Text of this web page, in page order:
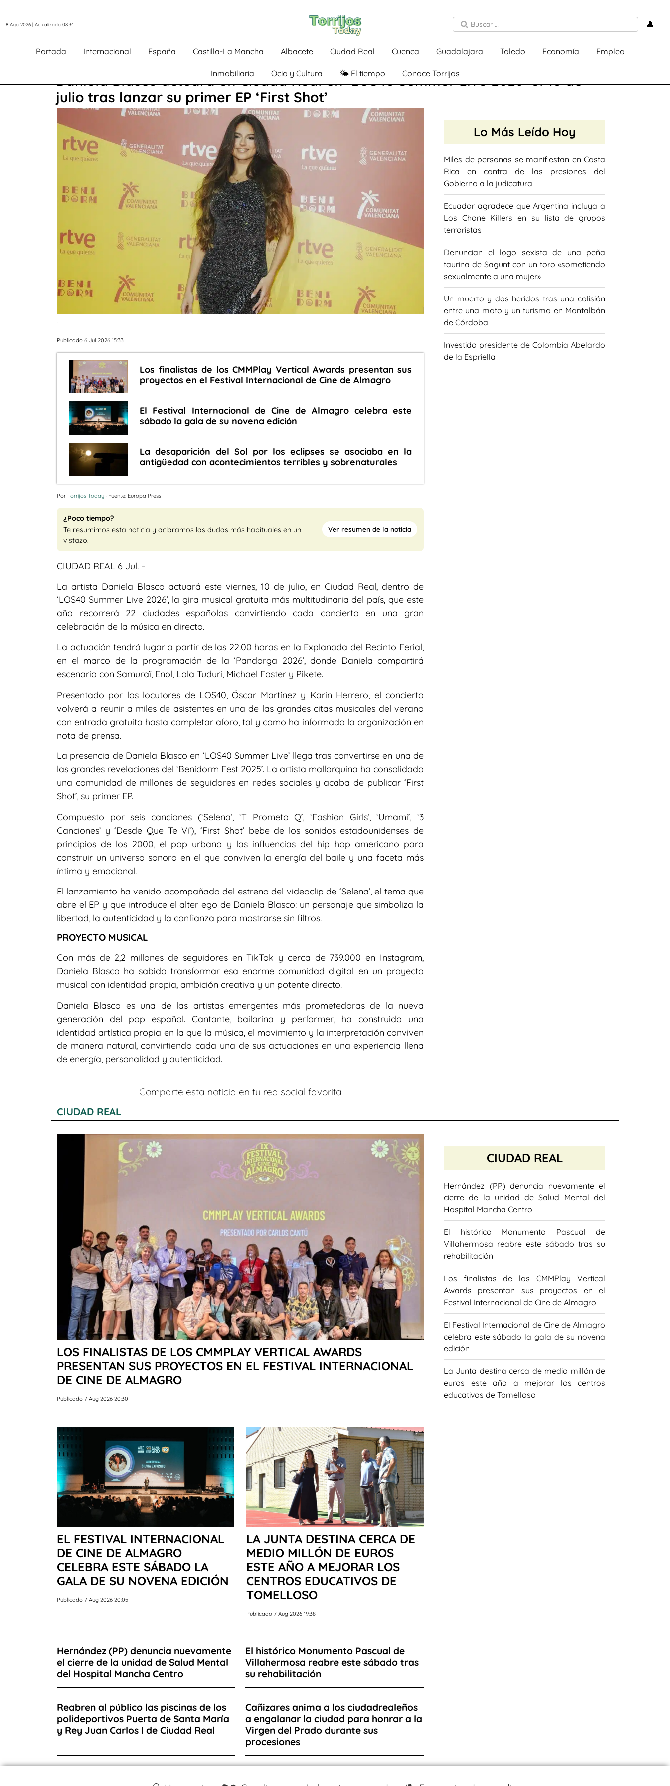
8 Ago 2026 | Actualizado 08:34 👤
Portada Internacional España Castilla-La Mancha Albacete Ciudad Real Cuenca Guadalajara Toledo Economía Empleo
Inmobiliaria Ocio y Cultura 🌤️ El tiempo Conoce Torrijos
Daniela Blasco actuará en Ciudad Real en ‘LOS40 Summer Live 2026’ el 10 de
julio tras lanzar su primer EP ‘First Shot’
.
Publicado 6 Jul 2026 15:33
Los finalistas de los CMMPlay Vertical Awards presentan sus
proyectos en el Festival Internacional de Cine de Almagro
El Festival Internacional de Cine de Almagro celebra este
sábado la gala de su novena edición
La desaparición del Sol por los eclipses se asociaba en la
antigüedad con acontecimientos terribles y sobrenaturales
Por Torrijos Today · Fuente: Europa Press
¿Poco tiempo?
Te resumimos esta noticia y aclaramos las dudas más habituales en un
vistazo.
Ver resumen de la noticia
CIUDAD REAL 6 Jul. –
La artista Daniela Blasco actuará este viernes, 10 de julio, en Ciudad Real, dentro de
‘LOS40 Summer Live 2026’, la gira musical gratuita más multitudinaria del país, que este
año recorrerá 22 ciudades españolas convirtiendo cada concierto en una gran
celebración de la música en directo.
La actuación tendrá lugar a partir de las 22.00 horas en la Explanada del Recinto Ferial,
en el marco de la programación de la ‘Pandorga 2026’, donde Daniela compartirá
escenario con Samuraï, Enol, Lola Tuduri, Michael Foster y Pikete.
Presentado por los locutores de LOS40, Óscar Martínez y Karin Herrero, el concierto
volverá a reunir a miles de asistentes en una de las grandes citas musicales del verano
con entrada gratuita hasta completar aforo, tal y como ha informado la organización en
nota de prensa.
La presencia de Daniela Blasco en ‘LOS40 Summer Live’ llega tras convertirse en una de
las grandes revelaciones del ‘Benidorm Fest 2025’. La artista mallorquina ha consolidado
una comunidad de millones de seguidores en redes sociales y acaba de publicar ‘First
Shot’, su primer EP.
Compuesto por seis canciones (‘Selena’, ‘T Prometo Q’, ‘Fashion Girls’, ‘Umami’, ‘3
Canciones’ y ‘Desde Que Te Vi’), ‘First Shot’ bebe de los sonidos estadounidenses de
principios de los 2000, el pop urbano y las influencias del hip hop americano para
construir un universo sonoro en el que conviven la energía del baile y una faceta más
íntima y emocional.
El lanzamiento ha venido acompañado del estreno del videoclip de ‘Selena’, el tema que
abre el EP y que introduce el alter ego de Daniela Blasco: un personaje que simboliza la
libertad, la autenticidad y la confianza para mostrarse sin filtros.
PROYECTO MUSICAL
Con más de 2,2 millones de seguidores en TikTok y cerca de 739.000 en Instagram,
Daniela Blasco ha sabido transformar esa enorme comunidad digital en un proyecto
musical con identidad propia, ambición creativa y un potente directo.
Daniela Blasco es una de las artistas emergentes más prometedoras de la nueva
generación del pop español. Cantante, bailarina y performer, ha construido una
identidad artística propia en la que la música, el movimiento y la interpretación conviven
de manera natural, convirtiendo cada una de sus actuaciones en una experiencia llena
de energía, personalidad y autenticidad.
Comparte esta noticia en tu red social favorita
Lo Más Leído Hoy
Miles de personas se manifiestan en Costa
Rica en contra de las presiones del
Gobierno a la judicatura
Ecuador agradece que Argentina incluya a
Los Chone Killers en su lista de grupos
terroristas
Denuncian el logo sexista de una peña
taurina de Sagunt con un toro «sometiendo
sexualmente a una mujer»
Un muerto y dos heridos tras una colisión
entre una moto y un turismo en Montalbán
de Córdoba
Investido presidente de Colombia Abelardo
de la Espriella
CIUDAD REAL
LOS FINALISTAS DE LOS CMMPLAY VERTICAL AWARDS
PRESENTAN SUS PROYECTOS EN EL FESTIVAL INTERNACIONAL
DE CINE DE ALMAGRO
Publicado 7 Aug 2026 20:30
EL FESTIVAL INTERNACIONAL
DE CINE DE ALMAGRO
CELEBRA ESTE SÁBADO LA
GALA DE SU NOVENA EDICIÓN
Publicado 7 Aug 2026 20:05
LA JUNTA DESTINA CERCA DE
MEDIO MILLÓN DE EUROS
ESTE AÑO A MEJORAR LOS
CENTROS EDUCATIVOS DE
TOMELLOSO
Publicado 7 Aug 2026 19:38
Hernández (PP) denuncia nuevamente
el cierre de la unidad de Salud Mental
del Hospital Mancha Centro
El histórico Monumento Pascual de
Villahermosa reabre este sábado tras
su rehabilitación
Reabren al público las piscinas de los
polideportivos Puerta de Santa María
y Rey Juan Carlos I de Ciudad Real
Cañizares anima a los ciudadrealeños
a engalanar la ciudad para honrar a la
Virgen del Prado durante sus
procesiones
CIUDAD REAL
Hernández (PP) denuncia nuevamente el
cierre de la unidad de Salud Mental del
Hospital Mancha Centro
El histórico Monumento Pascual de
Villahermosa reabre este sábado tras su
rehabilitación
Los finalistas de los CMMPlay Vertical
Awards presentan sus proyectos en el
Festival Internacional de Cine de Almagro
El Festival Internacional de Cine de Almagro
celebra este sábado la gala de su novena
edición
La Junta destina cerca de medio millón de
euros este año a mejorar los centros
educativos de Tomelloso